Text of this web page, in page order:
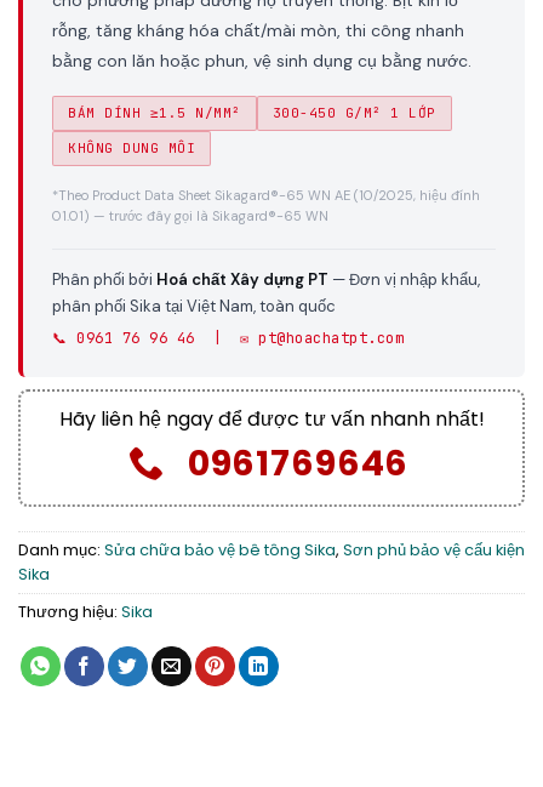
rỗng, tăng kháng hóa chất/mài mòn, thi công nhanh
bằng con lăn hoặc phun, vệ sinh dụng cụ bằng nước.
BÁM DÍNH ≥1.5 N/MM² 300-450 G/M² 1 LỚP
KHÔNG DUNG MÔI
*Theo Product Data Sheet Sikagard®-65 WN AE (10/2025, hiệu đính
01.01) — trước đây gọi là Sikagard®-65 WN
Phân phối bởi Hoá chất Xây dựng PT — Đơn vị nhập khẩu,
phân phối Sika tại Việt Nam, toàn quốc
📞 0961 76 96 46 | ✉️ pt@hoachatpt.com
Hãy liên hệ ngay để được tư vấn nhanh nhất!
0961769646
Danh mục: Sửa chữa bảo vệ bê tông Sika, Sơn phủ bảo vệ cấu kiện
Sika
Thương hiệu: Sika